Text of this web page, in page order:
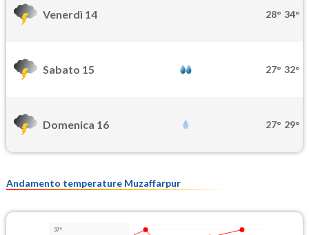
Venerdì 14 28° 34°
Sabato 15 27° 32°
Domenica 16 27° 29°
Andamento temperature Muzaffarpur
37°